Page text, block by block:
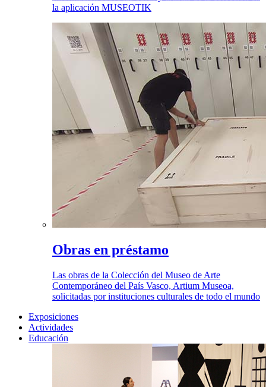
la aplicación MUSEOTIK
Obras en préstamo
Las obras de la Colección del Museo de Arte
Contemporáneo del País Vasco, Artium Museoa,
solicitadas por instituciones culturales de todo el mundo
Exposiciones
Actividades
Educación